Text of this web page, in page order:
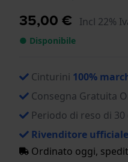
35,00 € Incl 22%
● Disponibile
Cinturini 100%
Consegna Gratuita
Periodo di reso di
Rivenditore ufficiale
Ordinato oggi,